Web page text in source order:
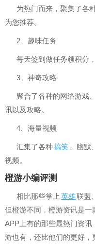
为热门而来，聚集了各
为您推荐。
2、趣味任务
每天签到做任务领积分
3、神奇攻略
聚合了各种的网络游戏
讯以及攻略。
4、海量视频
汇集了各种搞笑
、幽
视频。
橙游小编评测
相比那些掌上 英雄联盟
但橙游不同，橙游资讯是
APP上有的那些最热门资
游也有，还比他们的更好，